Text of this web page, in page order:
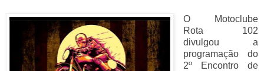
O Motoclube
Rota 102
divulgou a
programação do
2º Encontro de